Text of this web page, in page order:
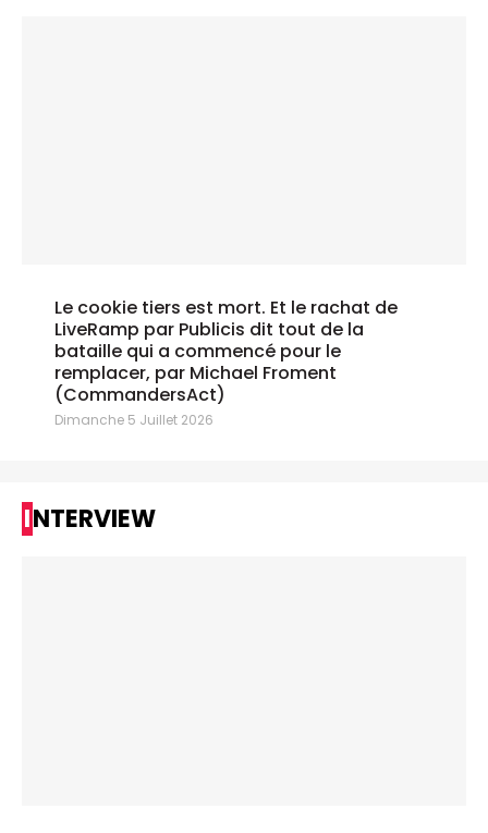
Le cookie tiers est mort. Et le rachat de
LiveRamp par Publicis dit tout de la
bataille qui a commencé pour le
remplacer, par Michael Froment
(CommandersAct)
Dimanche 5 Juillet 2026
INTERVIEW